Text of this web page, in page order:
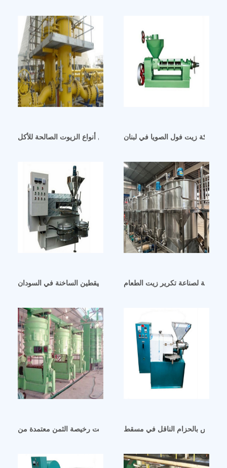
إنتاج زيت الراب الليبي الصالح للأكل أفضل أنواع الزيوت الصالحة للأكل
كعكة زيت فول الصويا في لبنان
آلة عصر زيت بذور اليقطين الساخنة في السودانالامامة لصناعة تكرير زيت الطعام
آلة عصر الزيت رخيصة الثمن معتمدة من CE في العراق
الشمس بالحزام الناقل في مسقط